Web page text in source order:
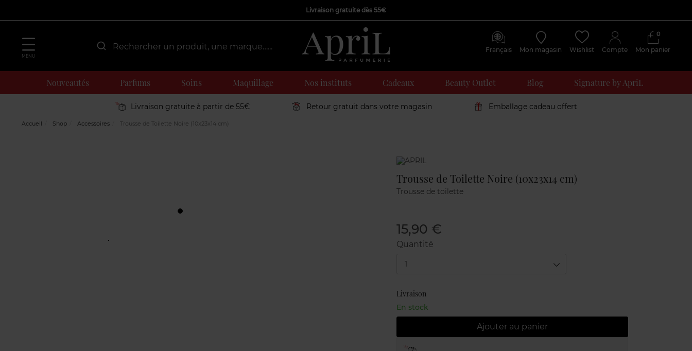
Livraison gratuite dès 55€
MENU
Français Mon magasin Wishlist Compte Mon panier
0
Nouveautés Parfums Soins Maquillage Nos instituts Cadeaux Beauty Outlet Blog Signature by ApriL
Livraison gratuite à partir de 55€ Retour gratuit dans votre magasin Emballage cadeau offert
Accueil Shop Accessoires Trousse de Toilette Noire (10x23x14 cm)
Marque
Trousse de Toilette Noire (10x23x14 cm)
Trousse de toilette
15,90 €
Quantité
1
Livraison
En stock
Ajouter au panier